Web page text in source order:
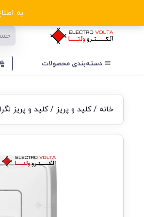
به
دسته‌بندی‌ محصولات
خانه /کلید و پریز /کلید و پریز